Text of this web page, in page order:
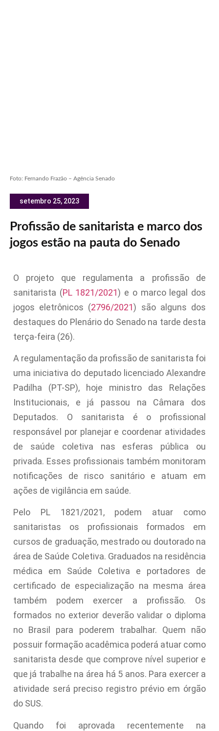
Foto: Fernando Frazão – Agência Senado
setembro 25, 2023
Profissão de sanitarista e marco dos
jogos estão na pauta do Senado
O projeto que regulamenta a profissão de
sanitarista (PL 1821/2021) e o marco legal dos
jogos eletrônicos (2796/2021) são alguns dos
destaques do Plenário do Senado na tarde desta
terça-feira (26).
A regulamentação da profissão de sanitarista foi
uma iniciativa do deputado licenciado Alexandre
Padilha (PT-SP), hoje ministro das Relações
Institucionais, e já passou na Câmara dos
Deputados. O sanitarista é o profissional
responsável por planejar e coordenar atividades
de saúde coletiva nas esferas pública ou
privada. Esses profissionais também monitoram
notificações de risco sanitário e atuam em
ações de vigilância em saúde.
Pelo PL 1821/2021, podem atuar como
sanitaristas os profissionais formados em
cursos de graduação, mestrado ou doutorado na
área de Saúde Coletiva. Graduados na residência
médica em Saúde Coletiva e portadores de
certificado de especialização na mesma área
também podem exercer a profissão. Os
formados no exterior deverão validar o diploma
no Brasil para poderem trabalhar. Quem não
possuir formação acadêmica poderá atuar como
sanitarista desde que comprove nível superior e
que já trabalhe na área há 5 anos. Para exercer a
atividade será preciso registro prévio em órgão
do SUS.
Quando foi aprovada recentemente na